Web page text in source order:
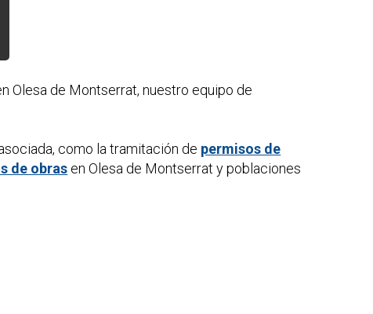
Olesa de Montserrat, nuestro equipo de
como la tramitación de permisos de
de obras en Olesa de Montserrat y poblaciones